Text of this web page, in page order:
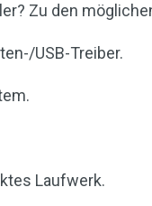
Zu den
USB-Treiber.
Laufwerk.